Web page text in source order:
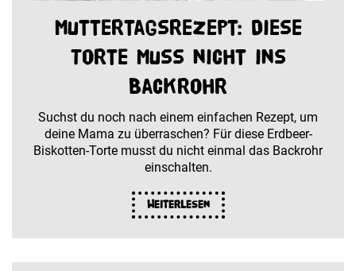
Muttertagsrezept: Diese
Torte muss nicht ins
Backrohr
Suchst du noch nach einem einfachen Rezept, um
deine Mama zu überraschen? Für diese Erdbeer-
Biskotten-Torte musst du nicht einmal das Backrohr
einschalten.
Weiterlesen